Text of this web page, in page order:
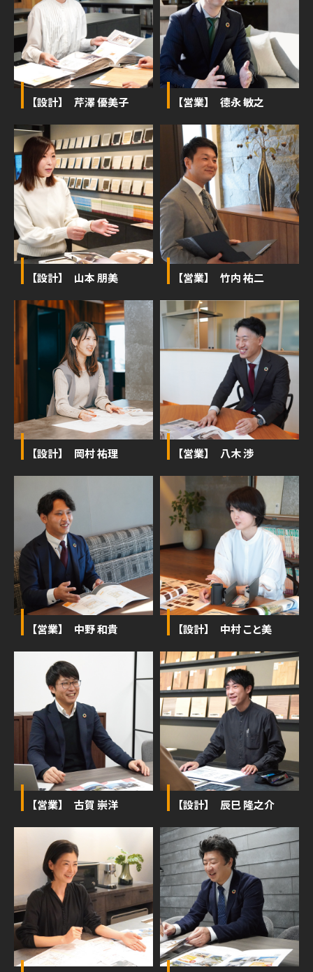
【設計】 芹澤 優美子 【営業】 德永 敏之
【設計】 山本 朋美 【営業】 竹内 祐二
【設計】 岡村 祐理 【営業】 八木 渉
【営業】 中野 和貴 【設計】 中村 こと美
【営業】 古賀 崇洋 【設計】 辰巳 隆之介